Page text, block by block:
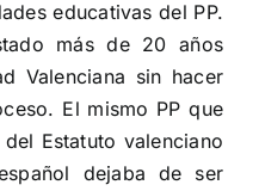
educativas del PP.
más de 20 años
Valenciana sin hacer
El mismo PP que
Estatuto valenciano
dejaba de ser